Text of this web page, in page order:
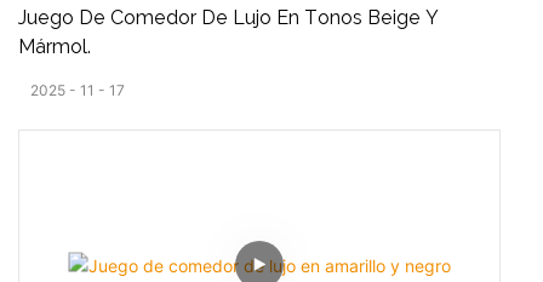
Juego De Comedor De Lujo En Tonos Beige Y
Mármol.
2025 11 17